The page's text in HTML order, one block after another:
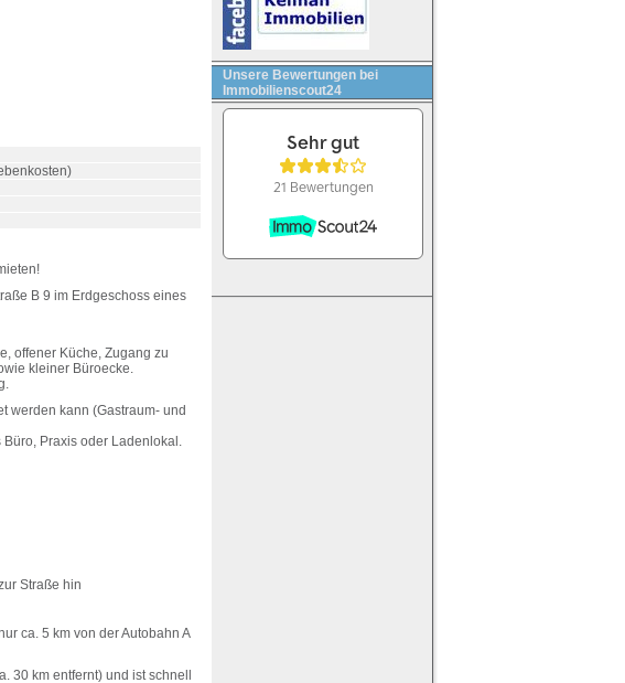
B 9 im Erdgeschoss eines
offener Küche, Zugang zu
kleiner Büroecke.
werden kann (Gastraum- und
Praxis oder Ladenlokal.
Straße hin
ca. 5 km von der Autobahn A
30 km entfernt) und ist schnell
Unsere Bewertungen bei
Immobilienscout24